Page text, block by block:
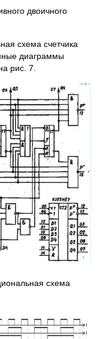
двоичного
схема счетчика
диаграммы
рис. 7.
схема